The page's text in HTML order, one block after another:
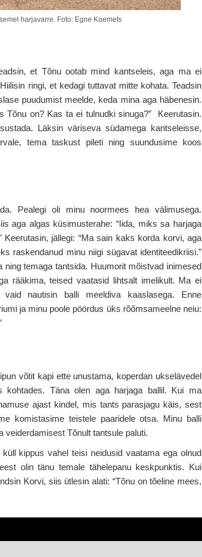
harjavarre. Foto: Egne Koemets
et Tõnu ootab mind kantseleis, aga ma ei
ringi, et kedagi tuttavat mitte kohata. Teadsin
puudumist meelde, keda mina aga häbenesin.
Tõnu on? Kas ta ei tulnudki sinuga?” Keerutasin.
Läksin väriseva südamega kantseleisse,
tema taskust pileti ning suundusime koos
Pealegi oli minu noormees hea välimusega.
aga algas küsimusterahe: “Iida, miks sa harjaga
Keerutasin, jällegi: “Ma sain kaks korda korvi, aga
raskendanud minu niigi sügavat identiteedikriisi.”
ning temaga tantsida. Huumorit mõistvad inimesed
rääkima, teised vaatasid lihtsalt imelikult. Ma ei
vaid nautisin balli meeldiva kaaslasega. Enne
ja minu poole pöördus üks rõõmsameelne neiu:
võtit kapi ette unustama, koperdan ukselävedel
kohtades. Täna olen aga harjaga ballil. Kui ma
ajast kindel, mis tants parasjagu käis, sest
komistasime teistele paaridele otsa. Minu balli
veiderdamisest Tõnult tantsule paluti.
kippus vahel teisi neidusid vaatama ega olnud
olin tänu temale tähelepanu keskpunktis. Kui
Korvi, siis ütlesin alati: “Tõnu on tõeline mees,